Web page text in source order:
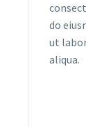
do
ut
aliqua.